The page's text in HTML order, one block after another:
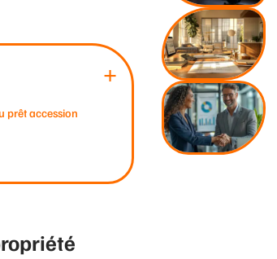
prêt accession